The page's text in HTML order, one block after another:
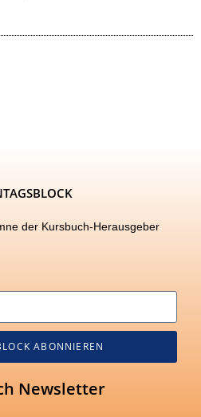
der Kursbuch-Herausgeber
ABONNIEREN
Newsletter